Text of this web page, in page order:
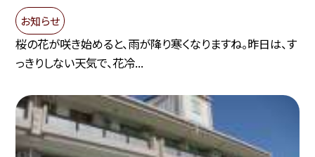
お知らせ
桜の花が咲き始めると、雨が降り寒くなりますね。昨日は、す
っきりしない天気で、花冷...